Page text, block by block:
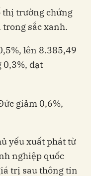
thị trường chứng
sắc xanh.
lên 8.385,49
0,3%, đạt
giảm 0,6%,
yếu xuất phát từ
nghiệp quốc
trị sau thông tin